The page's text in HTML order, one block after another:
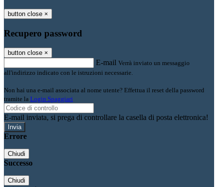
button close ×
Recupero password
button close ×
E-mail Verrà inviato un messaggio
all'indirizzo indicato con le istruzioni necessarie.
Non hai una e-mail associata al nome utente? Effettua il reset della password
tramite la Login Spaggiari
E-mail inviata, si prega di controllare la casella di posta elettronica!
Errore
Chiudi
Successo
Chiudi